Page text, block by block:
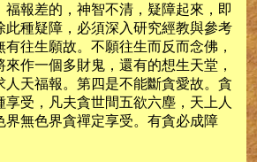
福報差的，神智不清，疑障起來，即
此種疑障，必須深入研究經教與參考
往生願故。不願往生而反而念佛，
作一個多財鬼，還有的想生天堂，
人天福報。第四是不能斷貪愛故。貪
享受，凡夫貪世間五欲六塵，天上人
界無色界貪禪定享受。有貪必成障